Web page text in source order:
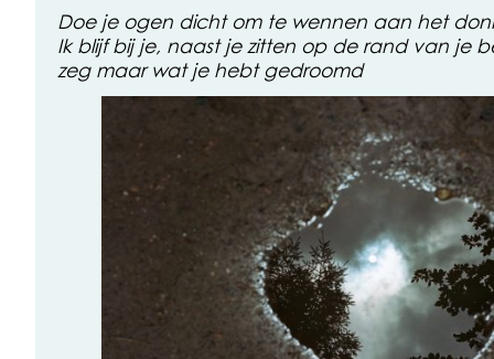
Doe je ogen dicht om te wennen aan het
Ik blijf bij je, naast je zitten op de rand van je
zeg maar wat je hebt gedroomd